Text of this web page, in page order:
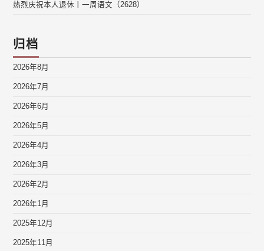
热烈庆祝本人退休丨一周语文（2628）
归档
2026年8月
2026年7月
2026年6月
2026年5月
2026年4月
2026年3月
2026年2月
2026年1月
2025年12月
2025年11月